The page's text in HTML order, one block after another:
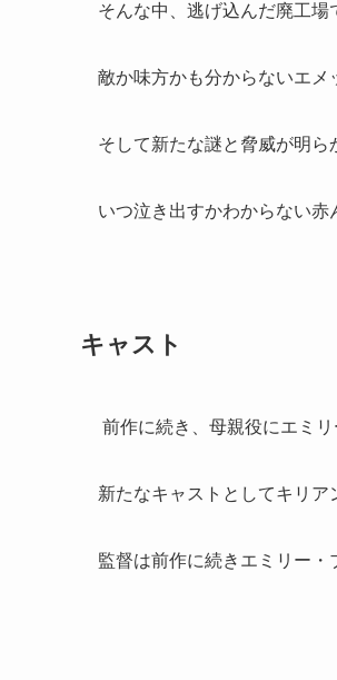
そんな中、逃げ込んだ廃工場
敵か味方かも分からないエメ
そして新たな謎と脅威が明ら
いつ泣き出すかわからない赤
キャスト
前作に続き、母親役にエミ
新たなキャストとしてキリア
監督は前作に続きエミリー・